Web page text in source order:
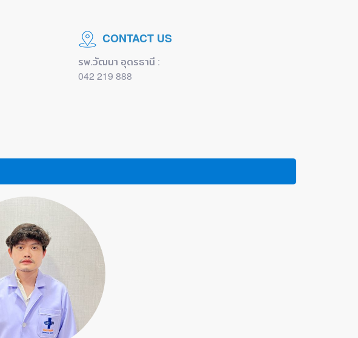
CONTACT US
รพ.วัฒนา อุดรธานี :
042 219 888